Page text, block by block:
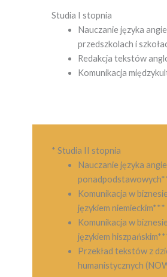
Studia I stopnia
Nauczanie języka
przedszkolach i
Redakcja tekstów
Komunikacja
* Studia II stopnia
Nauczanie języka
Komunikacja w
językiem niemieckim***
Komunikacja w
językiem
Przekład tekstów z
humanistycznych